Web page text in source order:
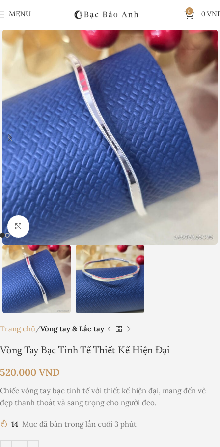
MENU
0
0
Nhấp để phóng to
Trang chủ Vòng tay & Lắc tay
Vòng Tay Bạc Tinh Tế Thiết Kế Hiện Đại
520.000 VND
Chiếc vòng tay bạc tinh tế với thiết kế hiện đại, mang đến vẻ
đẹp thanh thoát và sang trọng cho người đeo.
14 Mục đã bán trong lần cuối 3 phút